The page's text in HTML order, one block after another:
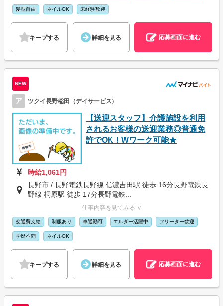
髪型自由 ネイルOK 未経験歓迎
キープする 詳細を見る 応募画面に進む
NEW
ア ツクイ長野稲田（デイサービス）
【送迎スタッフ】介護施設を利用
されるお客様の送迎業務◎普通免
許でOK！Wワーク可能★
時給1,061円
長野市 / 長野電鉄長野線 信濃吉田駅 徒歩 16分長野電鉄長
野線 桐原駅 徒歩 17分長野電鉄...
仕事内容を見てみる ∨
交通費支給 制服あり 車通勤可 エルダー活躍中 フリーター歓迎
学歴不問 ネイルOK
キープする 詳細を見る 応募画面に進む